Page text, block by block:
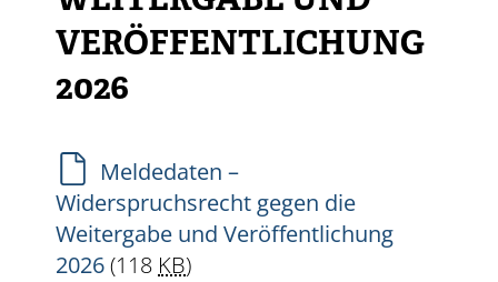
VERÖFFENTLICHUNG
2026
Meldedaten –
Widerspruchsrecht gegen die
Weitergabe und Veröffentlichung
2026(118 KB)